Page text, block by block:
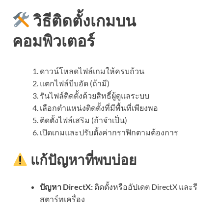
วิธีติดตั้งเกมบน
คอมพิวเตอร์
ดาวน์โหลดไฟล์เกมให้ครบถ้วน
แตกไฟล์บีบอัด (ถ้ามี)
รันไฟล์ติดตั้งด้วยสิทธิ์ผู้ดูแลระบบ
เลือกตำแหน่งติดตั้งที่มีพื้นที่เพียงพอ
ติดตั้งไฟล์เสริม (ถ้าจำเป็น)
เปิดเกมและปรับตั้งค่ากราฟิกตามต้องการ
แก้ปัญหาที่พบบ่อย
ปัญหา DirectX: ติดตั้งหรืออัปเดต DirectX และรี
สตาร์ทเครื่อง